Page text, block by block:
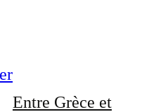
Entre Grèce et